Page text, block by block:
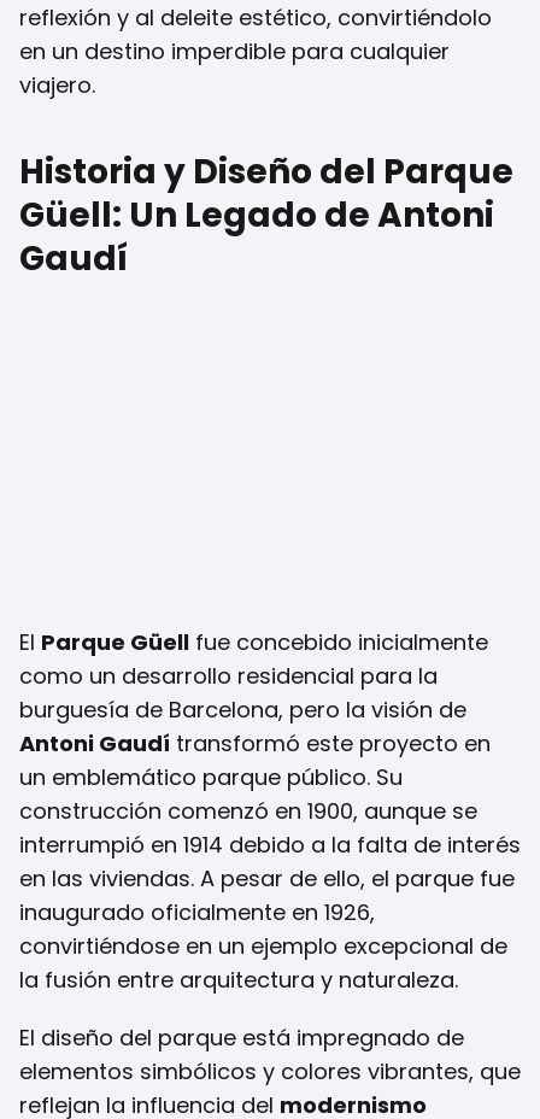
reflexión y al deleite estético, convirtiéndolo
en un destino imperdible para cualquier
viajero.
Historia y Diseño del Parque
Güell: Un Legado de Antoni
Gaudí
El Parque Güell fue concebido inicialmente
como un desarrollo residencial para la
burguesía de Barcelona, pero la visión de
Antoni Gaudí transformó este proyecto en
un emblemático parque público. Su
construcción comenzó en 1900, aunque se
interrumpió en 1914 debido a la falta de interés
en las viviendas. A pesar de ello, el parque fue
inaugurado oficialmente en 1926,
convirtiéndose en un ejemplo excepcional de
la fusión entre arquitectura y naturaleza.
El diseño del parque está impregnado de
elementos simbólicos y colores vibrantes, que
reflejan la influencia del modernismo